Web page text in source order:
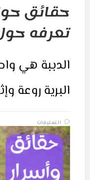
حقائق
تعرفه
الدببة هي
البرية روعة
التعليقاتحقائق
حول
الدببة:
ما
لا
حول
الدب